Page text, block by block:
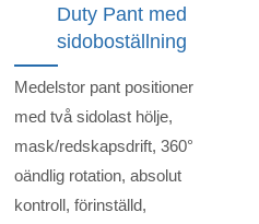
Duty Pant med
sidoboställning
Medelstor pant positioner
med två sidolast hölje,
mask/redskapsdrift, 360°
oändlig rotation, absolut
kontroll, förinställd,